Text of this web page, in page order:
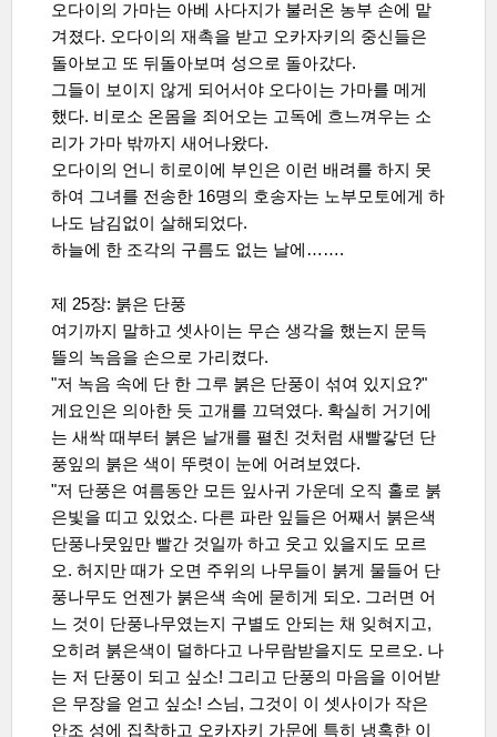
오다이의 가마는 아베 사다지가 불러온 농부 손에 맡
겨졌다. 오다이의 재촉을 받고 오카자키의 중신들은
돌아보고 또 뒤돌아보며 성으로 돌아갔다.
그들이 보이지 않게 되어서야 오다이는 가마를 메게
했다. 비로소 온몸을 죄어오는 고독에 흐느껴우는 소
리가 가마 밖까지 새어나왔다.
오다이의 언니 히로이에 부인은 이런 배려를 하지 못
하여 그녀를 전송한 16명의 호송자는 노부모토에게 하
나도 남김없이 살해되었다.
하늘에 한 조각의 구름도 없는 날에 …….
제 25장: 붉은 단풍
여기까지 말하고 셋사이는 무슨 생각을 했는지 문득
뜰의 녹음을 손으로 가리켰다.
"저 녹음 속에 단 한 그루 붉은 단풍이 섞여 있지요?"
게요인은 의아한 듯 고개를 끄덕였다. 확실히 거기에
는 새싹 때부터 붉은 날개를 펼친 것처럼 새빨갛던 단
풍잎의 붉은 색이 뚜렷이 눈에 어려보였다.
"저 단풍은 여름동안 모든 잎사귀 가운데 오직 홀로 붉
은빛을 띠고 있었소. 다른 파란 잎들은 어째서 붉은색
단풍나뭇잎만 빨간 것일까 하고 웃고 있을지도 모르
오. 허지만 때가 오면 주위의 나무들이 붉게 물들어 단
풍나무도 언젠가 붉은색 속에 묻히게 되오. 그러면 어
느 것이 단풍나무였는지 구별도 안되는 채 잊혀지고,
오히려 붉은색이 덜하다고 나무람받을지도 모르오. 나
는 저 단풍이 되고 싶소! 그리고 단풍의 마음을 이어받
은 무장을 얻고 싶소! 스님, 그것이 이 셋사이가 작은
안조 성에 집착하고 오카자키 가문에 특히 냉혹한 이